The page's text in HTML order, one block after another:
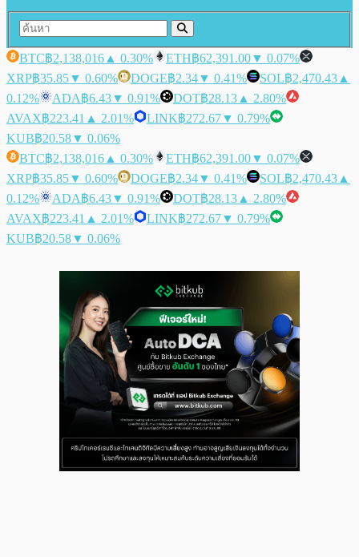
BTC฿2,138,016 ▲ 0.30% ETH฿62,391.00▼ 0.07%
XRP฿35.85▼ 0.60% DOGE฿2.34▼ 0.41% SOL฿2,470.43 ▲
0.12%
ADA฿6.43▼ 0.91% DOT฿28.13 ▲ 2.80%
AVAX฿223.41 ▲ 2.01% LINK฿272.67▼ 0.79%
KUB฿20.58▼ 0.06%
BTC฿2,138,016 ▲ 0.30% ETH฿62,391.00▼ 0.07%
XRP฿35.85▼ 0.60% DOGE฿2.34▼ 0.41% SOL฿2,470.43 ▲
0.12%
ADA฿6.43▼ 0.91% DOT฿28.13 ▲ 2.80%
AVAX฿223.41 ▲ 2.01% LINK฿272.67▼ 0.79%
KUB฿20.58▼ 0.06%